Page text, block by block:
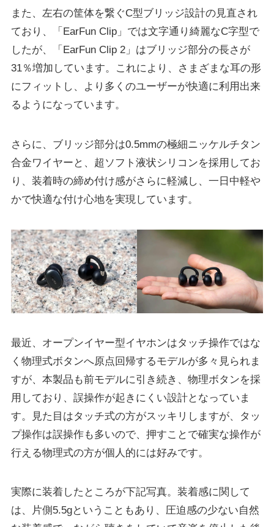
また、左右の筐体を繋ぐC型ブリッジ設計の見直され
ており、「EarFun Clip」では文字通り綺麗なC字型で
したが、「EarFun Clip 2」はブリッジ部分の長さが
31％増加しています。これにより、さまざまな耳の形
にフィットし、より多くのユーザーが快適に利用出来
るようになっています。
さらに、ブリッジ部分は0.5mmの極細ニッケルチタン
合金ワイヤーと、超ソフト液状シリコンを採用してお
り、装着時の締め付け感がさらに軽減し、一日中軽や
かで快適な付け心地を実現しています。
最近、オープンイヤー型イヤホンはタッチ操作ではな
く物理式ボタンへ原点回帰するモデルが多々見られま
すが、本製品も前モデルに引き続き、物理ボタンを採
用しており、誤操作が起きにくい設計となっていま
す。見た目はタッチ式の方がスッキリしますが、タッ
プ操作は誤操作も多いので、押すことで確実な操作が
行える物理式の方が個人的には好みです。
実際に装着したところが下記写真。装着感に関して
は、片側5.5gということもあり、圧迫感の少ない自然